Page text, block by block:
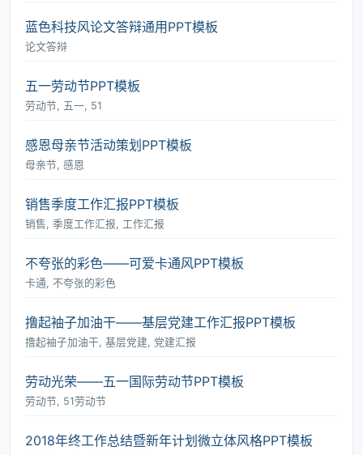
蓝色科技风论文答辩通用PPT模板
论文答辩
五一劳动节PPT模板
劳动节, 五一, 51
感恩母亲节活动策划PPT模板
母亲节, 感恩
销售季度工作汇报PPT模板
销售, 季度工作汇报, 工作汇报
不夸张的彩色――可爱卡通风PPT模板
卡通, 不夸张的彩色
撸起袖子加油干――基层党建工作汇报PPT模板
撸起袖子加油干, 基层党建, 党建汇报
劳动光荣――五一国际劳动节PPT模板
劳动节, 51劳动节
2018年终工作总结暨新年计划微立体风格PPT模板